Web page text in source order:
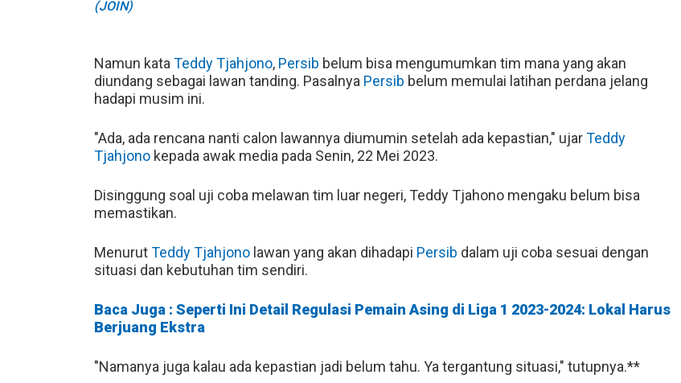
(JOIN)
Namun kata Teddy Tjahjono, Persib belum bisa mengumumkan tim mana yang akan
diundang sebagai lawan tanding. Pasalnya Persib belum memulai latihan perdana jelang
hadapi musim ini.
"Ada, ada rencana nanti calon lawannya diumumin setelah ada kepastian," ujarTeddy
Tjahjono kepada awak media pada Senin, 22 Mei 2023.
Disinggung soal uji coba melawan tim luar negeri, Teddy Tjahono mengaku belum bisa
memastikan.
MenurutTeddy Tjahjono lawan yang akan dihadapi Persib dalam uji coba sesuai dengan
situasi dan kebutuhan tim sendiri.
Baca Juga : Seperti Ini Detail Regulasi Pemain Asing di Liga 1 2023-2024: Lokal Harus
Berjuang Ekstra
"Namanya juga kalau ada kepastian jadi belum tahu. Ya tergantung situasi," tutupnya.**